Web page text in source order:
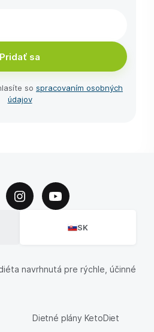
Pridať sa
so spracovaním osobných
údajov
SK
navrhnutá pre rýchle, účinné
Dietné plány KetoDiet